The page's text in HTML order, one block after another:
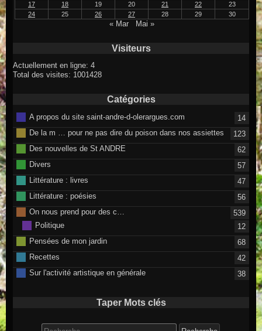
17
18 19 20 21 22
23
24
25 26 27 28 29 30
« Mar Mai »
Visiteurs
Actuellement en ligne: 4
Total des visites: 1001428
Catégories
A propos du site saint-andre-d-olerargues.com
14
De la m … pour ne pas dire du poison dans nos assiettes
123
Des nouvelles de St ANDRE
62
Divers
57
Littérature : livres
47
Littérature : poésies
56
On nous prend pour des c…
539
Politique
12
Pensées de mon jardin
68
Recettes
42
Sur l'activité artistique en générale
38
Taper Mots clés
Search for: